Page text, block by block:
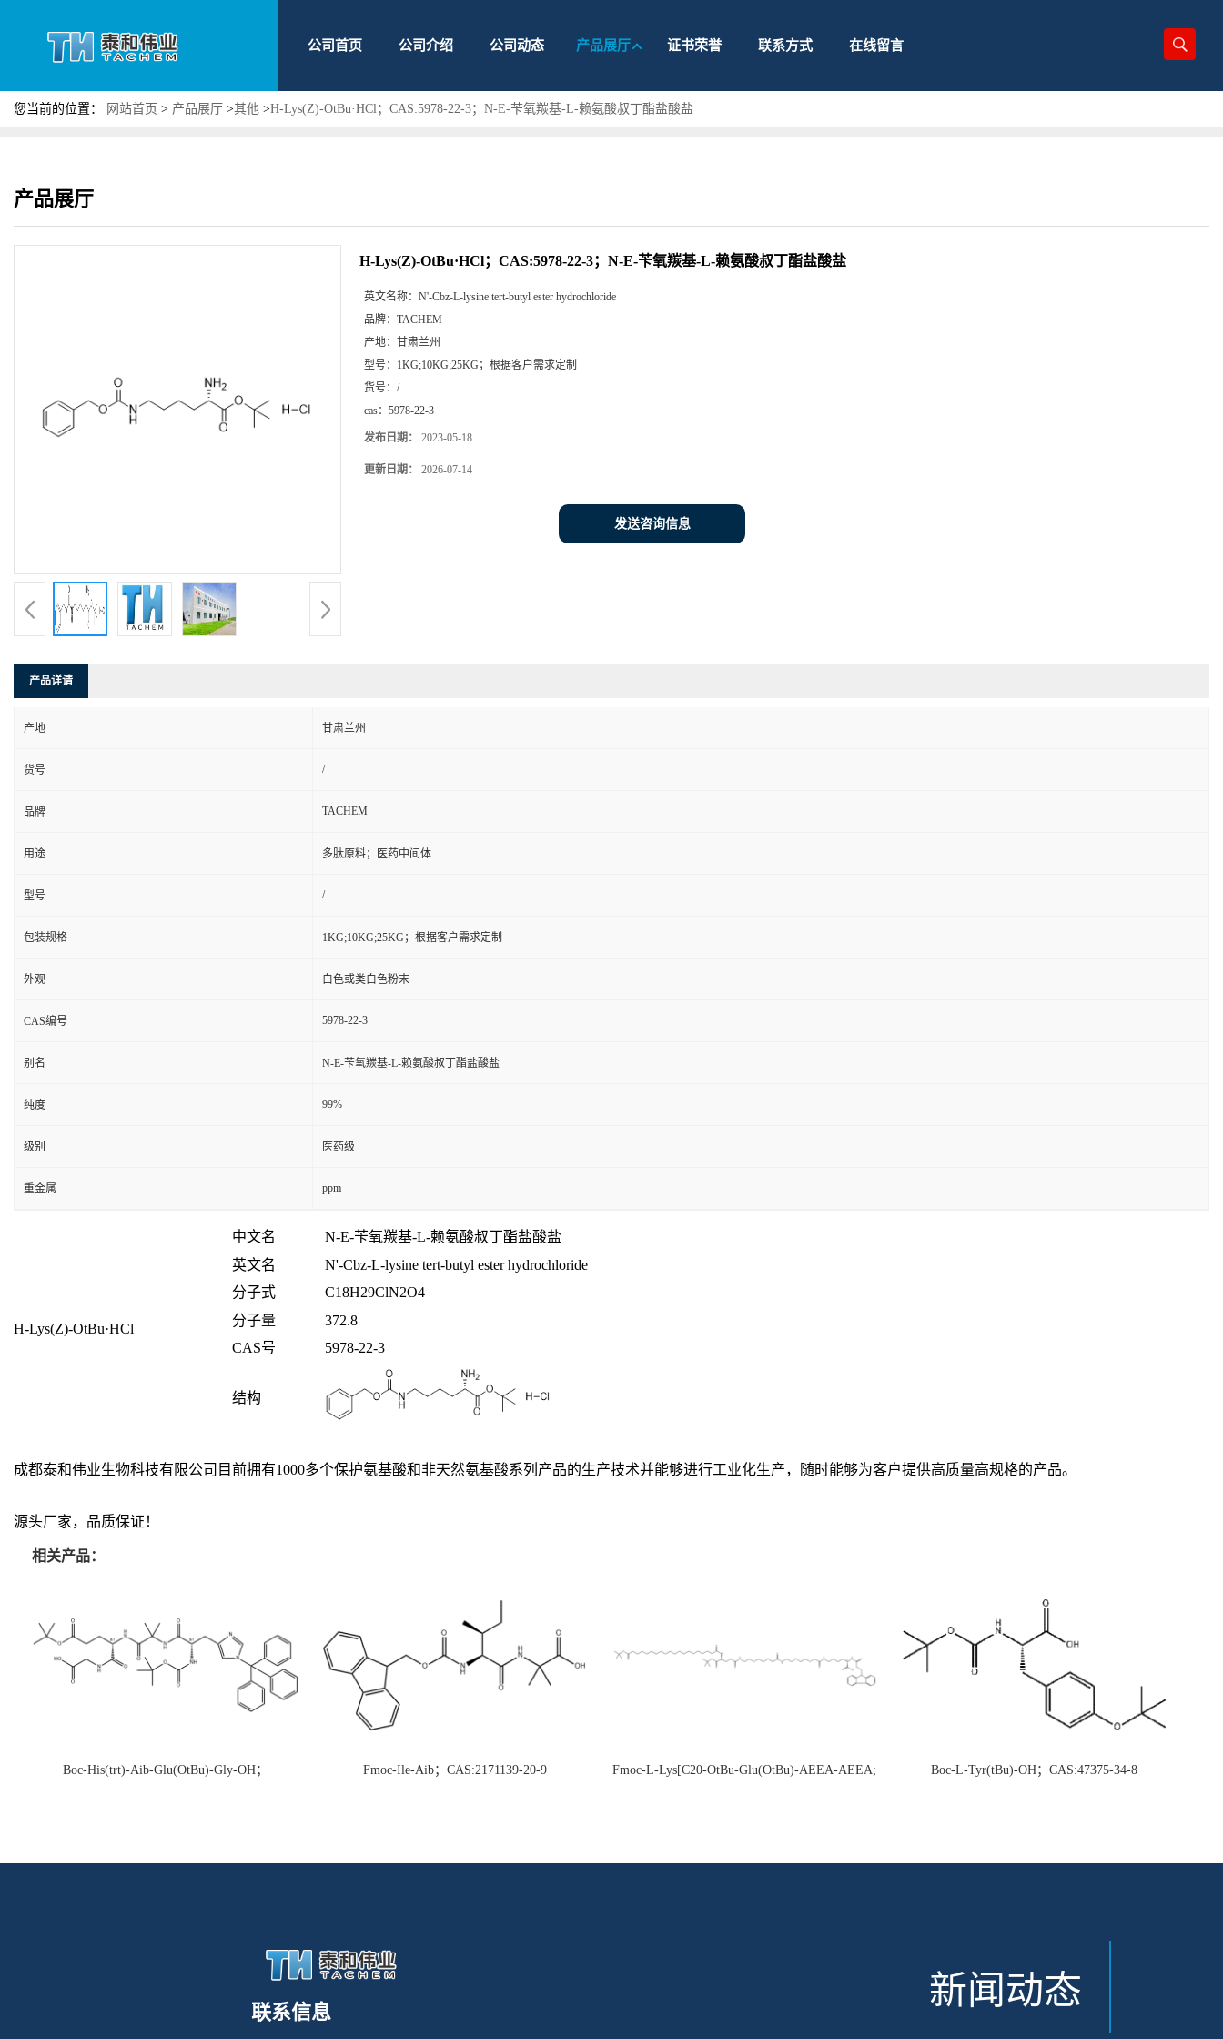
公司首页 公司介绍 公司动态 产品展厅 证书荣誉 联系方式 在线留言
您当前的位置： 网站首页 > 产品展厅 >其他 >H-Lys(Z)-OtBu·HCl；CAS:5978-22-3；N-E-苄氧羰基-L-赖氨酸叔丁酯盐酸盐
产品展厅
H-Lys(Z)-OtBu·HCl；CAS:5978-22-3；N-E-苄氧羰基-L-赖氨酸叔丁酯盐酸盐
英文名称： N'-Cbz-L-lysine tert-butyl ester hydrochloride
品牌： TACHEM
产地： 甘肃兰州
型号： 1KG;10KG;25KG；根据客户需求定制
货号： /
cas： 5978-22-3
发布日期： 2023-05-18
更新日期： 2026-07-14
发送咨询信息
产品详请
产地 甘肃兰州
货号 /
品牌 TACHEM
用途 多肽原料；医药中间体
型号 /
包装规格 1KG;10KG;25KG；根据客户需求定制
外观 白色或类白色粉末
CAS编号 5978-22-3
别名 N-E-苄氧羰基-L-赖氨酸叔丁酯盐酸盐
纯度 99%
级别 医药级
重金属 ppm
H-Lys(Z)-OtBu·HCl
中文名
N-E-苄氧羰基-L-赖氨酸叔丁酯盐酸盐
英文名
N'-Cbz-L-lysine tert-butyl ester hydrochloride
分子式
C18H29ClN2O4
分子量
372.8
CAS号
5978-22-3
结构
成都泰和伟业生物科技有限公司目前拥有1000多个保护氨基酸和非天然氨基酸系列产品的生产技术并能够进行工业化生产，随时能够为客户提供高质量高规格的产品。
源头厂家，品质保证！
相关产品：
Boc-His(trt)-Aib-Glu(OtBu)-Gly-OH；
Fmoc-Ile-Aib；CAS:2171139-20-9
Fmoc-L-Lys[C20-OtBu-Glu(OtBu)-AEEA-AEEA;
Boc-L-Tyr(tBu)-OH；CAS:47375-34-8
新闻动态
联系信息